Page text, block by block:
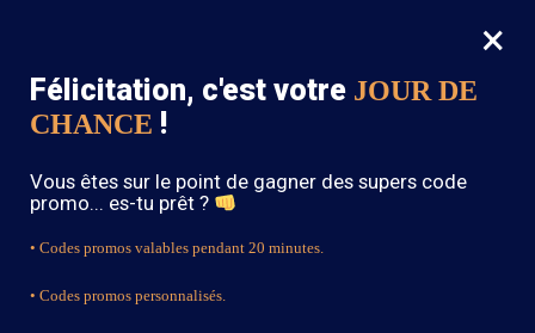
0
SOLDES : -15% sur toute la boutique avec le code « BOHEME15 »
Robe Bohème
FILTRES
×
Félicitation, c'est votre JOUR DE
CHANCE !
Vous êtes sur le point de gagner des supers code
promo... es-tu prêt ?
• Codes promos valables pendant 20 minutes.
• Codes promos personnalisés.